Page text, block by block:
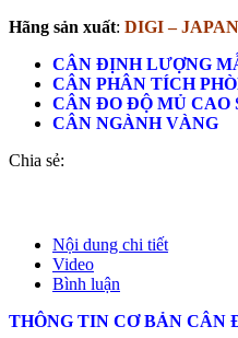
Hãng sản xuất: DIGI – JAPAN
CÂN ĐỊNH LƯỢNG
CÂN PHÂN TÍCH
CÂN ĐO ĐỘ MỦ CAO
CÂN NGÀNH VÀNG
Chia sẻ:
Nội dung chi tiết
Video
Bình luận
THÔNG TIN CƠ BẢN CÂN